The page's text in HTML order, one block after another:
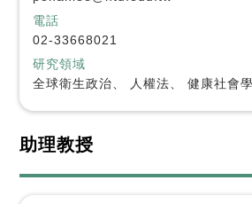
電話
02-33668021
研究領域
全球衛生政治、 人權法、 健康社會學
助理教授